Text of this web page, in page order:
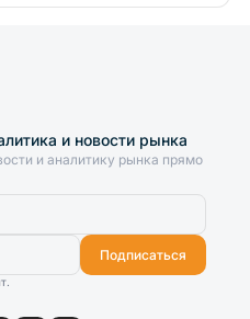
и новости рынка
и аналитику рынка прямо
Подписаться